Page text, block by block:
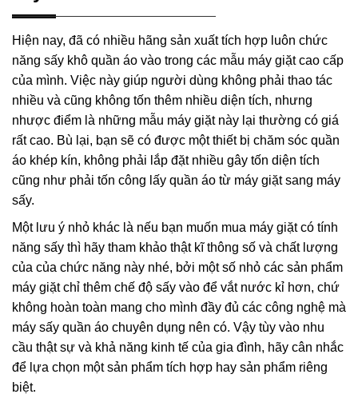
Hiện nay, đã có nhiều hãng sản xuất tích hợp luôn chức
năng sấy khô quần áo vào trong các mẫu máy giặt cao cấp
của mình. Việc này giúp người dùng không phải thao tác
nhiều và cũng không tốn thêm nhiều diện tích, nhưng
nhược điểm là những mẫu máy giặt này lại thường có giá
rất cao. Bù lại, bạn sẽ có được một thiết bị chăm sóc quần
áo khép kín, không phải lắp đặt nhiều gây tốn diện tích
cũng như phải tốn công lấy quần áo từ máy giặt sang máy
sấy.
Một lưu ý nhỏ khác là nếu bạn muốn mua máy giặt có tính
năng sấy thì hãy tham khảo thật kĩ thông số và chất lượng
của của chức năng này nhé, bởi một số nhỏ các sản phẩm
máy giặt chỉ thêm chế độ sấy vào để vắt nước kỉ hơn, chứ
không hoàn toàn mang cho mình đầy đủ các công nghệ mà
máy sấy quần áo chuyên dụng nên có. Vậy tùy vào nhu
cầu thật sự và khả năng kinh tế của gia đình, hãy cân nhắc
để lựa chọn một sản phẩm tích hợp hay sản phẩm riêng
biệt.